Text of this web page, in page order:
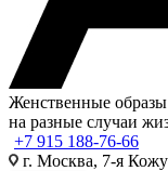
Женственные образы
на разные случаи
+7 915 188-76-66
г. Москва, 7-я